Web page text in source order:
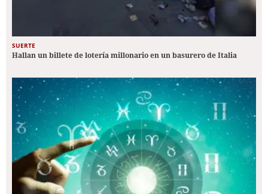
SUERTE
Hallan un billete de lotería millonario en un basurero de Italia